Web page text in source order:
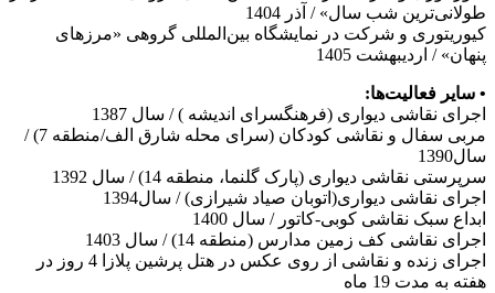
طولانی‌ترین شب سال» / آذر 1404
کیوریتوری و شرکت در نمایشگاه بین‌المللی گروهی «مرزهای
پنهان» / اردیبهشت 1405
• سایر فعالیت‌ها:
اجرای نقاشی دیواری (فرهنگسرای اندیشه ) / سال 1387
مربی سفال و نقاشی کودکان (سرای محله شارق الف/منطقه 7) /
سال1390
سرپرستی نقاشی دیواری (پارک گلنما، منطقه 14) / سال 1392
اجرای نقاشی دیواری(اتوبان صیاد شیرازی) / سال1394
ابداع سبک نقاشی کوبی-کاتور / سال 1400
اجرای نقاشی کف زمین مدارس (منطقه 14) / سال 1403
اجرای زنده و نقاشی از روی عکس در هتل پرشین پلازا 4 روز در
هفته به مدت 19 ماه